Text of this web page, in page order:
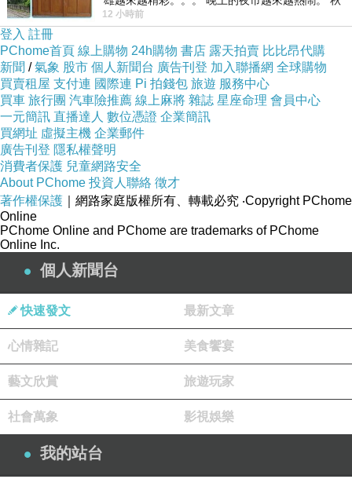
商品訊息簡述:
【熱銷回饋-單件五折】甜美注目~直條紋蕾絲層
次無袖長版上衣-2色 OB嚴選
【利口樂】蔓越莓無糖潤喉糖(45g)
水洗感。皮革拼接三色底休閒鞋 04409_8769
【Paldo】辣牛肉湯麵(440g)
【豆油伯】人氣醬料組(缸底-6+豆瓣-4)
天的風刮得很熱 夜遊消暑熱。。。
12 小時前
登入 註冊
PChome首頁 線上購物 24h購物 書店 露天拍賣 比比昂代購
新聞 /氣象 股市 個人新聞台 廣告刊登 加入聯播網 全球購物
買賣租屋 支付連 國際連 Pi 拍錢包 旅遊 服務中心
買車 旅行團 汽車險推薦 線上麻將 雜誌 星座命理 會員中心
一元簡訊 直播達人 數位憑證 企業簡訊
買網址 虛擬主機 企業郵件
廣告刊登 隱私權聲明
消費者保護 兒童網路安全
About PChome 投資人聯絡 徵才
著作權保護 ｜網路家庭版權所有、轉載必究 ‧Copyright PChome
Online
PChome Online and PChome are trademarks of PChome
Online Inc.
個人新聞台
快速發文 最新文章
心情雜記 美食饗宴
藝文欣賞 旅遊玩家
社會萬象 影視娛樂
我的站台